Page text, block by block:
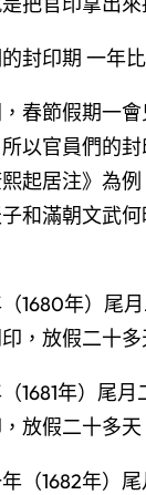
封印期 一年
春節假期一
以官員們的
起居注》為
和滿朝文武
1680年）尾
，放假二十多
1681年）尾
放假二十多天
（1682年）